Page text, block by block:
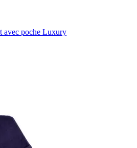
avec poche Luxury